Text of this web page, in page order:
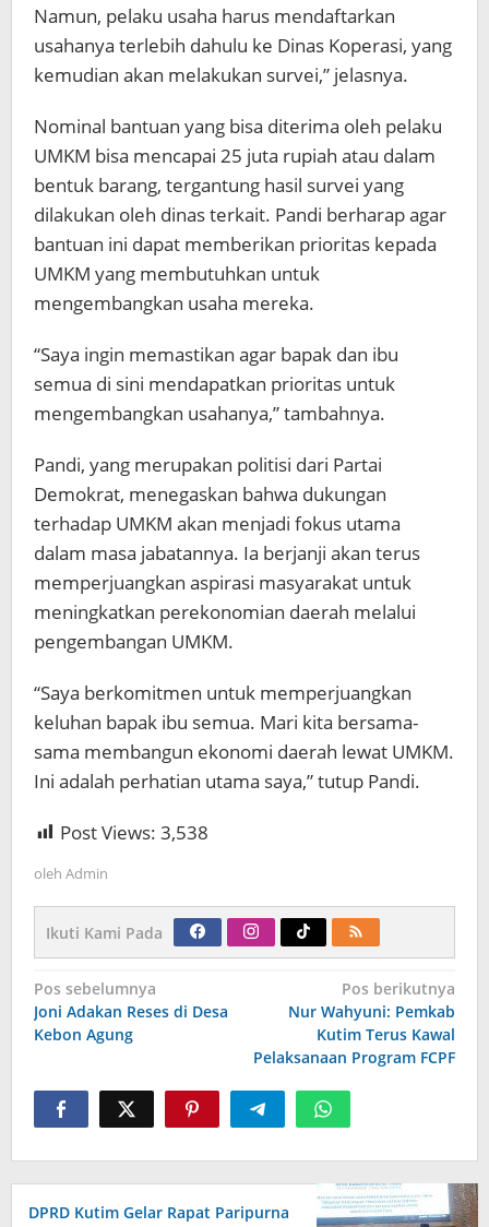
Namun, pelaku usaha harus mendaftarkan
usahanya terlebih dahulu ke Dinas Koperasi, yang
kemudian akan melakukan survei,” jelasnya.
Nominal bantuan yang bisa diterima oleh pelaku
UMKM bisa mencapai 25 juta rupiah atau dalam
bentuk barang, tergantung hasil survei yang
dilakukan oleh dinas terkait. Pandi berharap agar
bantuan ini dapat memberikan prioritas kepada
UMKM yang membutuhkan untuk
mengembangkan usaha mereka.
“Saya ingin memastikan agar bapak dan ibu
semua di sini mendapatkan prioritas untuk
mengembangkan usahanya,” tambahnya.
Pandi, yang merupakan politisi dari Partai
Demokrat, menegaskan bahwa dukungan
terhadap UMKM akan menjadi fokus utama
dalam masa jabatannya. Ia berjanji akan terus
memperjuangkan aspirasi masyarakat untuk
meningkatkan perekonomian daerah melalui
pengembangan UMKM.
“Saya berkomitmen untuk memperjuangkan
keluhan bapak ibu semua. Mari kita bersama-
sama membangun ekonomi daerah lewat UMKM.
Ini adalah perhatian utama saya,” tutup Pandi.
Post Views: 3,538
oleh Admin
Ikuti Kami Pada
Navigasi
pos
Pos sebelumnya
Joni Adakan Reses di Desa
Kebon Agung
Pos berikutnya
Nur Wahyuni: Pemkab
Kutim Terus Kawal
Pelaksanaan Program FCPF
DPRD Kutim Gelar Rapat Paripurna